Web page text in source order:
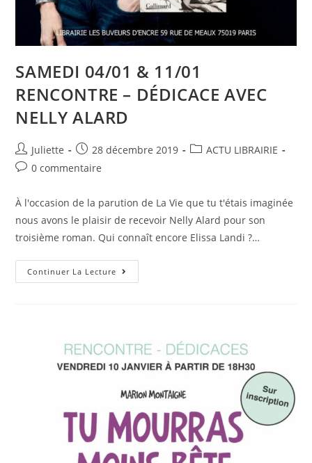
SAMEDI 04/01 & 11/01
RENCONTRE – DÉDICACE AVEC
NELLY ALARD
Juliette 28 décembre 2019
ACTU LIBRAIRIE
0 commentaire
À l'occasion de la parution de La Vie que tu t'étais imaginée
nous avons le plaisir de recevoir Nelly Alard pour son
troisième roman. Qui connaît encore Elissa Landi ?…
Continuer La Lecture